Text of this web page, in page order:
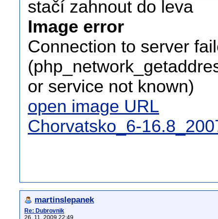
stačí zahnout do leva
Image error
Connection to server
or service not known)
open image URL
Chorvatsko_6-
martinslepanek
Re: Dubrovnik
26. 11. 2009 22:49